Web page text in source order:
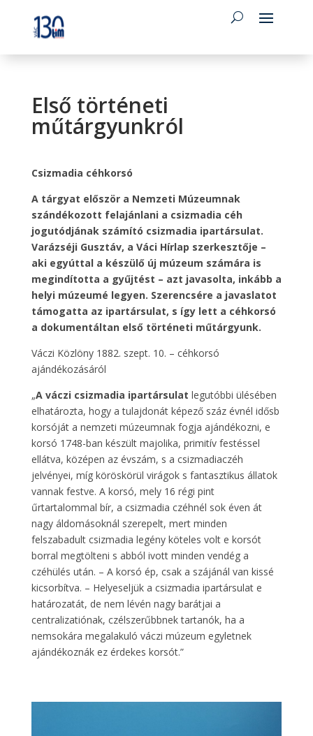
Első történeti
műtárgyunkról
Csizmadia céhkorsó
A tárgyat először a Nemzeti Múzeumnak
szándékozott felajánlani a csizmadia céh
jogutódjának számító csizmadia ipartársulat.
Varázséji Gusztáv, a Váci Hírlap szerkesztője –
aki egyúttal a készülő új múzeum számára is
megindította a gyűjtést – azt javasolta, inkább a
helyi múzeumé legyen. Szerencsére a javaslatot
támogatta az ipartársulat, s így lett a céhkorsó
a dokumentáltan első történeti műtárgyunk.
Váczi Közlöny 1882. szept. 10. – céhkorsó
ajándékozásáról
„A váczi csizmadia ipartársulat legutóbbi ülésében
elhatározta, hogy a tulajdonát képező száz évnél idősb
korsóját a nemzeti múzeumnak fogja ajándékozni, e
korsó 1748-ban készült majolika, primitív festéssel
ellátva, középen az évszám, s a csizmadiaczéh
jelvényei, míg köröskörül virágok s fantasztikus állatok
vannak festve. A korsó, mely 16 régi pint
űrtartalommal bír, a csizmadia czéhnél sok éven át
nagy áldomásoknál szerepelt, mert minden
felszabadult csizmadia legény köteles volt e korsót
borral megtölteni s abból ivott minden vendég a
czéhülés után. – A korsó ép, csak a szájánál van kissé
kicsorbítva. – Helyeseljük a csizmadia ipartársulat e
határozatát, de nem lévén nagy barátjai a
centralizatiónak, czélszerűbbnek tartanók, ha a
nemsokára megalakuló váczi múzeum egyletnek
ajándékoznák ez érdekes korsót.”